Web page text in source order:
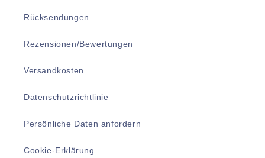
Rücksendungen
Rezensionen/Bewertungen
Versandkosten
Datenschutzrichtlinie
Persönliche Daten anfordern
Cookie-Erklärung